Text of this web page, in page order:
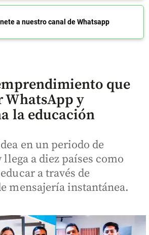
a nuestro canal de Whatsapp
que
WhatsApp y
la educación
en un periodo de
a diez países como
a través de
mensajería instantánea.